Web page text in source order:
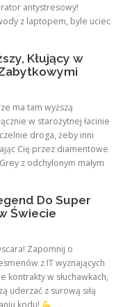
antystresowy!
z laptopem, byle uciec
Kłujący w
ma tam wyższą
w starożytnej łacinie
droga, żeby inni
Cię przez diamentowe
z odchylonym małym
Do Super
Świecie
Zapomnij o
z IT wyznających
kontrakty w słuchawkach,
uderzać z surową siłą
kodu!